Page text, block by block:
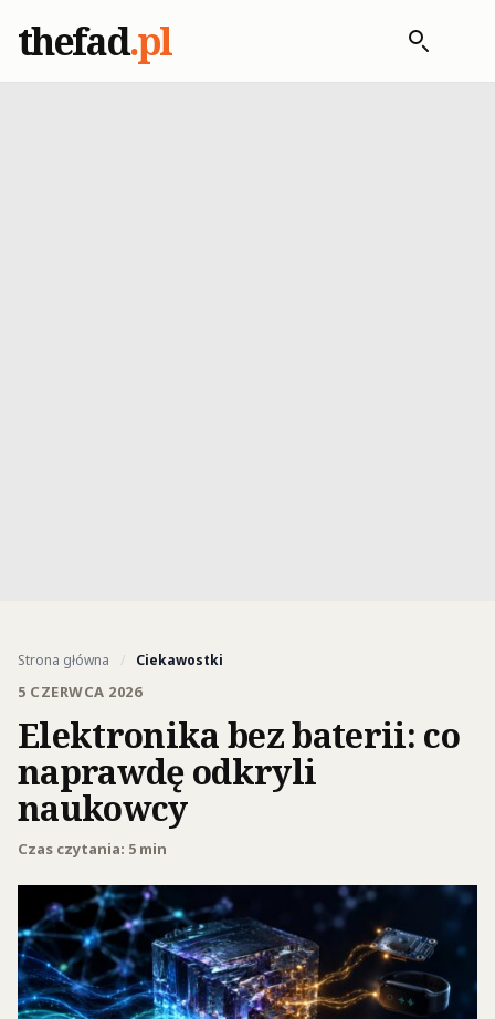
thefad.pl
Strona główna / Ciekawostki
5 CZERWCA 2026
Elektronika bez baterii: co
naprawdę odkryli
naukowcy
Czas czytania: 5 min